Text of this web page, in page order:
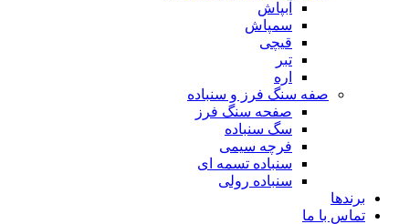
آبپاش
سمپاش
قیچی
تبر
اره
صفه سنگ فرز و سنباده
صفحه سنگ فرز
سگ سنباده
فرچه سیمی
سنباده تسمه ای
سنباده رولی
برندها
تماس با ما